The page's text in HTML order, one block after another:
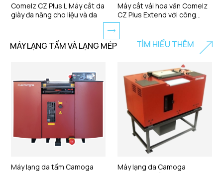
Comelz CZ Plus L Máy cắt da
giày đa năng cho liệu và da
Máy cắt vải hoa văn Comelz
CZ Plus Extend với công
nghệ xử lý ảnh tăng cường
MÁY LẠNG TẤM VÀ LẠNG MÉP TÌM HIỂU THÊM
Máy lạng da tấm Camoga
Máy lạng da Camoga